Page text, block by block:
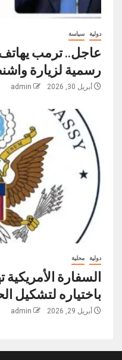
دولية سياسة
عاجل.. ترمب
رسمية لزيارة
أبريل 30, 2026 admin
دولية محلية
السفارة
باختياره لتشكيل
أبريل 29, 2026 admin